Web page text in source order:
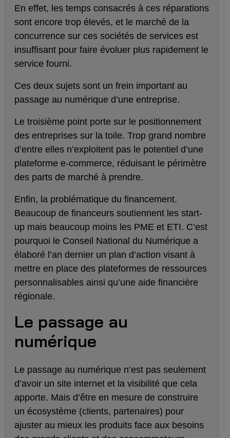
En effet, les temps consacrés à ces réparations
sont encore trop élevés, et le marché de la
concurrence sur ces sociétés de services est
insuffisant pour faire évoluer plus rapidement le
service fourni.
Ces deux sujets sont un frein important au
passage au numérique d’une entreprise.
Le troisième point porte sur le positionnement
des entreprises sur la toile. Trop grand nombre
d’entre elles n’exploitent pas le potentiel d’une
plateforme e-commerce, réduisant le périmètre
des parts de marché à prendre.
Enfin, la problématique du financement.
Beaucoup de financeurs soutiennent les start-
up mais beaucoup moins les PME et ETI. C’est
pourquoi le Conseil National du Numérique a
élaboré l’an dernier un plan d’action visant à
mettre en place des plateformes de ressources
personnalisables ainsi qu’une aide financière
régionale.
Le passage au
numérique
Le passage au numérique n’est pas seulement
d’avoir un site internet et la visibilité que cela
apporte. Mais d’être en mesure de construire
un écosystème (clients, partenaires) pour
ajuster au mieux les produits face aux besoins